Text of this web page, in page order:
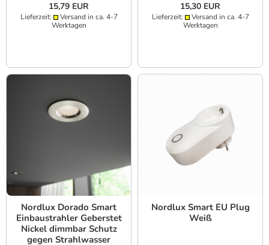
15,79 EUR
Lieferzeit:
Versand in ca. 4-7
Werktagen
15,30 EUR
Lieferzeit:
Versand in ca. 4-7
Werktagen
Nordlux Dorado Smart
Einbaustrahler Geberstet
Nickel dimmbar Schutz
gegen Strahlwasser
Nordlux Smart EU Plug
Weiß